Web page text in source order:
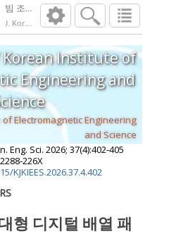
빔 조향을 통한 대형 디지털 배열 패턴 검정
J. Korean Inst. Electromagn. Eng. Sci.
Korean Institute of
Engineering and
Electromagnetic Engineering
and Science
Eng. Sci. 2026; 37(4):402-405
226X
KJKIEES.2026.37.4.402
형 디지털 배열 패